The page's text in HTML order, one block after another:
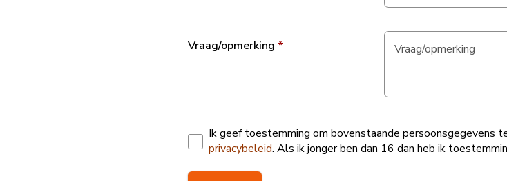
Vraag/opmerking *
Ik geef toestemming om bovenstaande persoonsgegevens
privacybeleid. Als ik jonger ben dan 16 dan heb ik